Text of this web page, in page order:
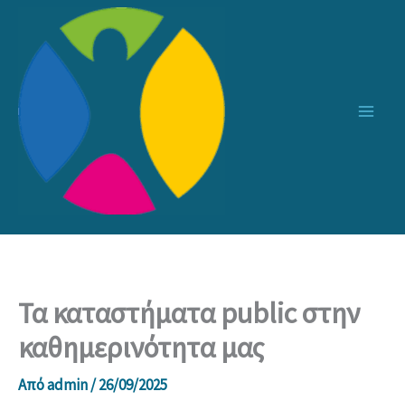
περιεχόμενο
Τα καταστήματα public στην
καθημερινότητα μας
Απόadmin/26/09/2025